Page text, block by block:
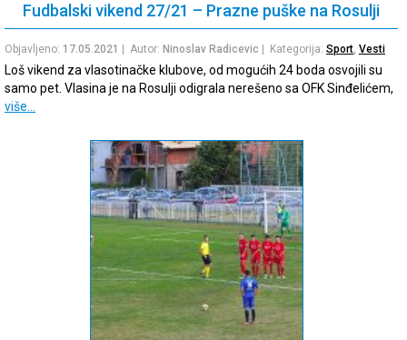
Fudbalski vikend 27/21 – Prazne puške na Rosulji
Objavljeno: 17.05.2021 | Autor: Ninoslav Radicevic | Kategorija: Sport, Vesti
Loš vikend za vlasotinačke klubove, od mogućih 24 boda osvojili su
samo pet. Vlasina je na Rosulji odigrala nerešeno sa OFK Sinđelićem,
više…